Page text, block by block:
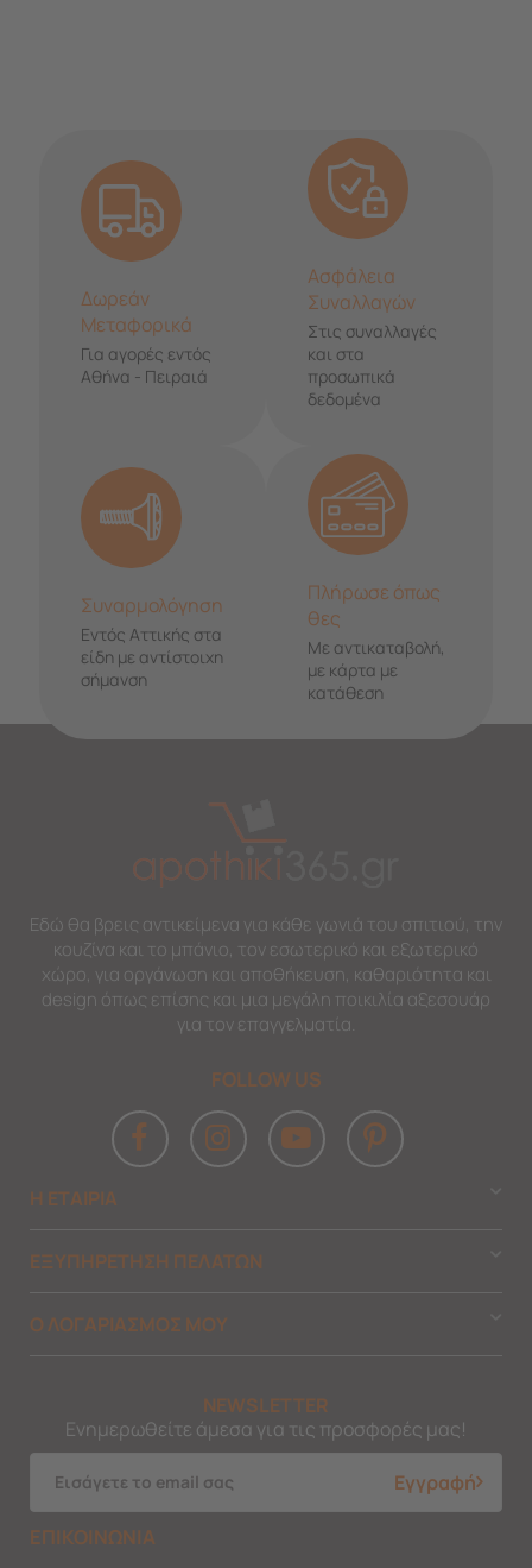
Δωρεάν
Μεταφορικά
Για αγορές εντός
Αθήνα - Πειραιά
Ασφάλεια
Συναλλαγών
Στις συναλλαγές
και στα
προσωπικά
δεδομένα
Συναρμολόγηση
Εντός Αττικής στα
είδη με αντίστοιχη
σήμανση
Πλήρωσε όπως
θες
Με αντικαταβολή,
με κάρτα με
κατάθεση
Εδώ θα βρεις αντικείμενα για κάθε γωνιά του σπιτιού, την
κουζίνα και το μπάνιο, τον εσωτερικό και εξωτερικό
χώρο, για οργάνωση και αποθήκευση, καθαριότητα και
design όπως επίσης και μια μεγάλη ποικιλία αξεσουάρ
για τον επαγγελματία.
FOLLOW US
Η ΕΤΑΙΡΙΑ
ΕΞΥΠΗΡΕΤΗΣΗ ΠΕΛΑΤΩΝ
Ο ΛΟΓΑΡΙΑΣΜΟΣ ΜΟΥ
NEWSLETTER
Ενημερωθείτε άμεσα για τις προσφορές μας!
Εγγραφή
ΕΠΙΚΟΙΝΩΝΙΑ